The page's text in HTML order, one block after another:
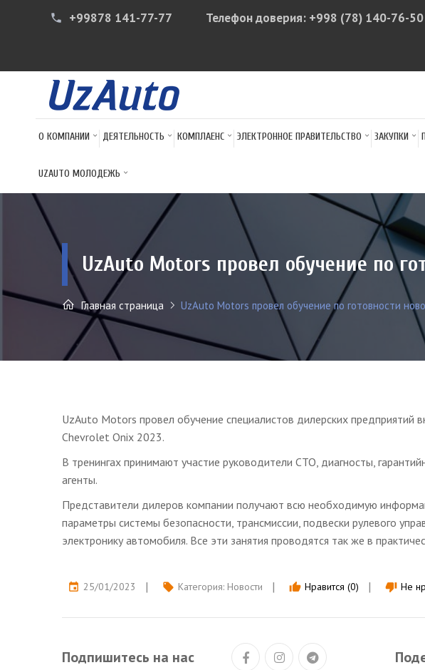
phone +99878 141-77-77 Телефон доверия: +998 (78) 140-76-50
О КОМПАНИИ ДЕЯТЕЛЬНОСТЬ КОМПЛАЕНС ЭЛЕКТРОННОЕ ПРАВИТЕЛЬСТВО ЗАКУПКИ
UZAUTO МОЛОДЕЖЬ
UzAuto Motors провел обучение по
Главная страница UzAuto Motors провел обучение по готовности
UzAuto Motors провел обучение специалистов дилерских предприятий
Chevrolet Onix 2023.
В тренингах принимают участие руководители СТО, диагносты,
агенты.
Представители дилеров компании получают всю необходимую
параметры системы безопасности, трансмиссии, подвески рулевого
электронику автомобиля. Все эти занятия проводятся так же в
event 25/01/2023 local_offer Категория: Новости thumb_up Нравится (0) thumb_down Не
Подпишитесь на нас